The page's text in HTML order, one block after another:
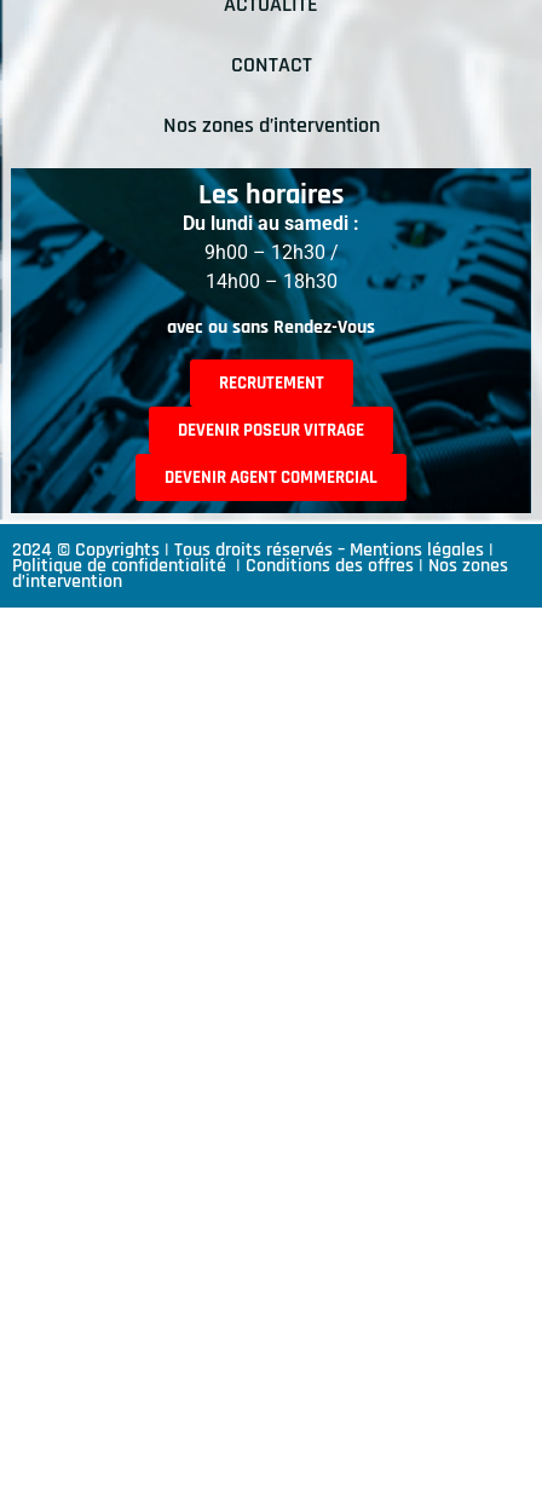
CONTACT
Nos zones d’intervention
Les horaires
Du lundi au samedi :
9h00 – 12h30 /
14h00 – 18h30
avec ou sans Rendez-Vous
RECRUTEMENT
DEVENIR POSEUR VITRAGE
DEVENIR AGENT COMMERCIAL
2024 © Copyrights | Tous droits réservés – Mentions légales |
Politique de confidentialité | Conditions des offres | Nos zones
d’intervention